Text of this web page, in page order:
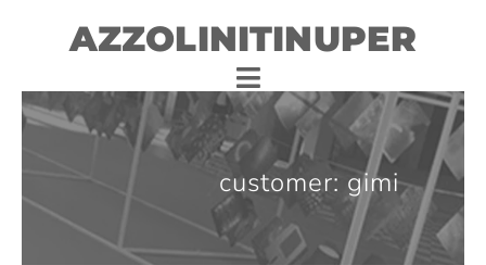
AZZOLINITINUPER
customer: gimi